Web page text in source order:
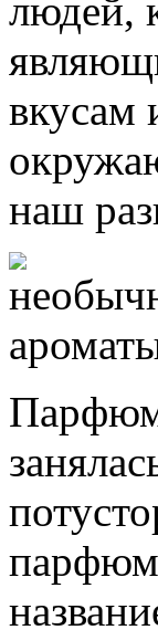
людей,
вкусам
наш